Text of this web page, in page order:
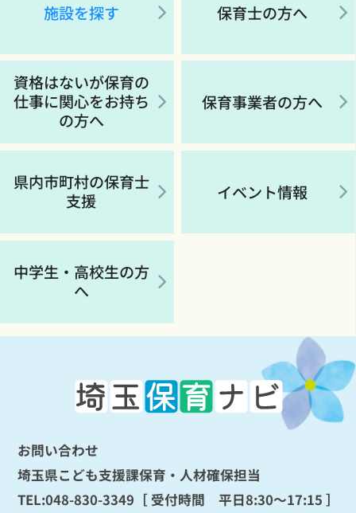
施設を探す 保育士の方へ
資格はないが保育の
仕事に関心をお持ち
の方へ
保育事業者の方へ
県内市町村の保育士
支援
イベント情報
中学生・高校生の方
へ
お問い合わせ
埼玉県こども支援課保育・人材確保担当
TEL:048-830-3349 ［ 受付時間 平日8:30～17:15 ］